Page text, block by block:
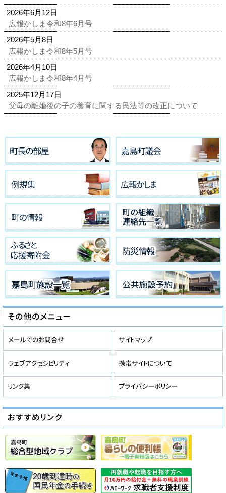
2026年6月12日
広報かしま令和8年6月号
2026年5月8日
広報かしま令和8年5月号
2026年4月10日
広報かしま令和8年4月号
2025年12月17日
父母の離婚後の子の養育に関する民法等の改正について